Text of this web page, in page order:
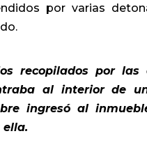
por varias
recopilados por
al interior de
ingresó al
ella.